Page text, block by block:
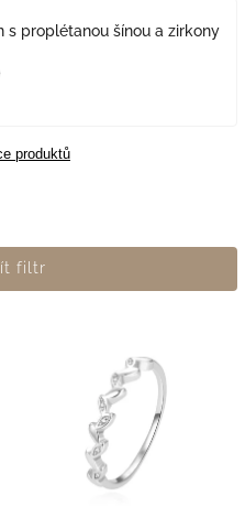
s proplétanou šínou a zirkony
produktů
filtr